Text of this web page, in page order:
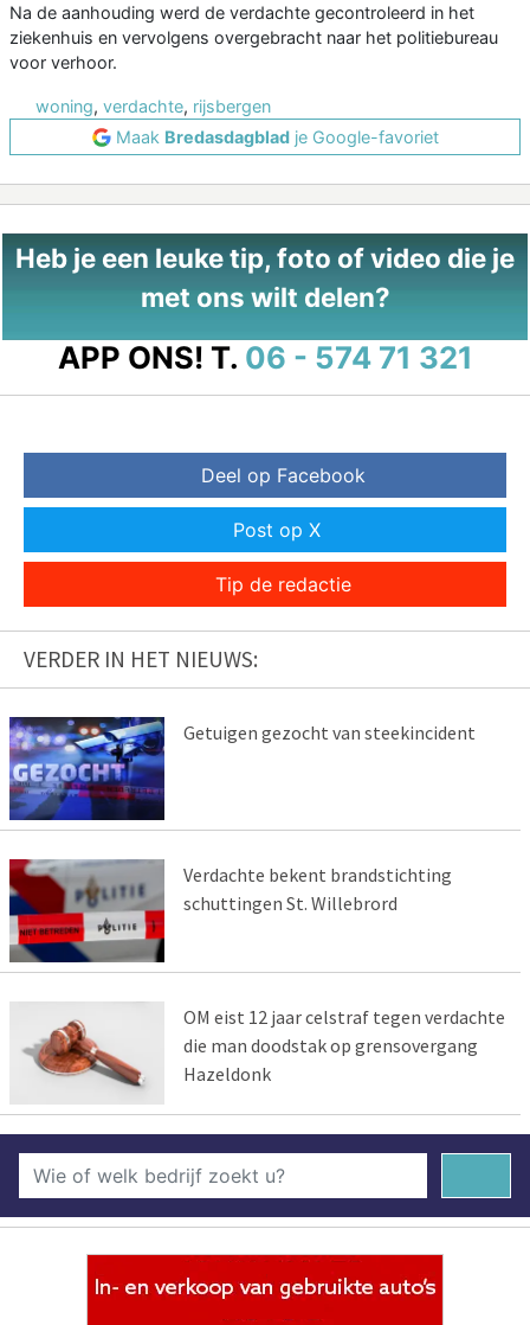
Na de aanhouding werd de verdachte gecontroleerd in het
ziekenhuis en vervolgens overgebracht naar het politiebureau
voor verhoor.
woning, verdachte, rijsbergen
Maak Bredasdagbladje Google-favoriet
Heb je een leuke tip, foto of video die je
met ons wilt delen?
APP ONS! T. 06 - 574 71 321
Deel op Facebook
Post op X
Tip de redactie
VERDER IN HET NIEUWS:
Getuigen gezocht van steekincident
Verdachte bekent brandstichting
schuttingen St. Willebrord
OM eist 12 jaar celstraf tegen verdachte
die man doodstak op grensovergang
Hazeldonk